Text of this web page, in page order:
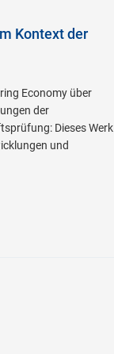
Kontext der
Economy über
der
Dieses Werk
und